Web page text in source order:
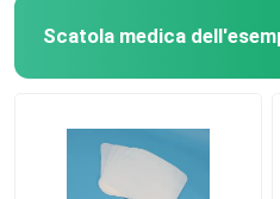
Scatola medica